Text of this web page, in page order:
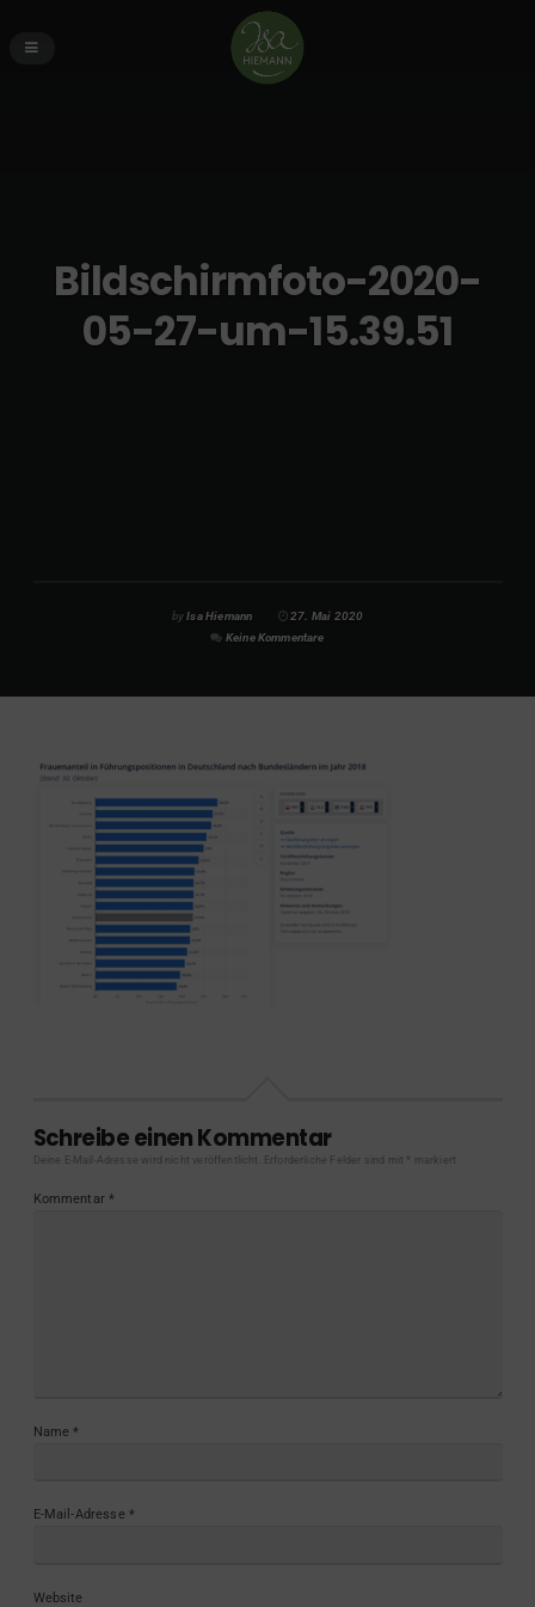
Bildschirmfoto-2020-
05-27-um-15.39.51
byIsa Hiemann
27. Mai 2020
Keine Kommentare
Schreibe einen Kommentar
Deine E-Mail-Adresse wird nicht veröffentlicht. Erforderliche Felder sind mit markiert
Kommentar *
Name *
E-Mail-Adresse *
Website